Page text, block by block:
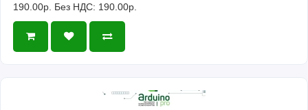
190.00р. Без НДС: 190.00р.